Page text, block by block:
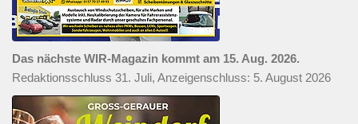
Das nächste WIR-Magazin kommt am 15. Aug. 2026.
Redaktionsschluss 31. Juli, Anzeigenschluss: 5. August 2026